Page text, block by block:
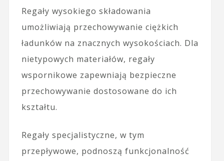
Regały wysokiego składowania
umożliwiają przechowywanie ciężkich
ładunków na znacznych wysokościach. Dla
nietypowych materiałów, regały
wspornikowe zapewniają bezpieczne
przechowywanie dostosowane do ich
kształtu.
Regały specjalistyczne, w tym
przepływowe, podnoszą funkcjonalność